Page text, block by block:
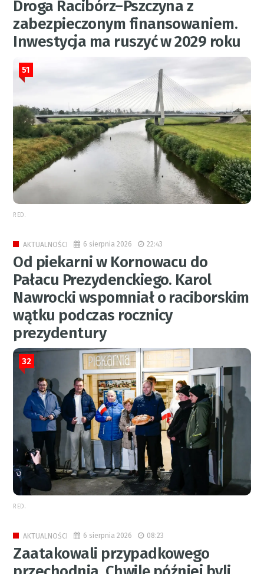
Droga Racibórz–Pszczyna z
zabezpieczonym finansowaniem.
Inwestycja ma ruszyć w 2029 roku
51
RED.
AKTUALNOŚCI 6 sierpnia 2026 22:43
Od piekarni w Kornowacu do
Pałacu Prezydenckiego. Karol
Nawrocki wspomniał o raciborskim
wątku podczas rocznicy
prezydentury
32
RED.
AKTUALNOŚCI 6 sierpnia 2026 08:23
Zaatakowali przypadkowego